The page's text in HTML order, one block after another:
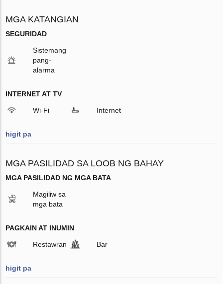
MGA KATANGIAN
SEGURIDAD
Sistemang
pang-
alarma
INTERNET AT TV
Wi-Fi Internet
higit pa
MGA PASILIDAD SA LOOB NG BAHAY
MGA PASILIDAD NG MGA BATA
Magiliw sa
mga bata
PAGKAIN AT INUMIN
Restawran Bar
higit pa